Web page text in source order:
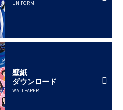
UNIFORM
壁紙
ダウンロード
WALLPAPER